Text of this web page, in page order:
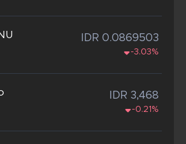
IDR 0.0869503
-3.03%
IDR 3,468
-0.21%